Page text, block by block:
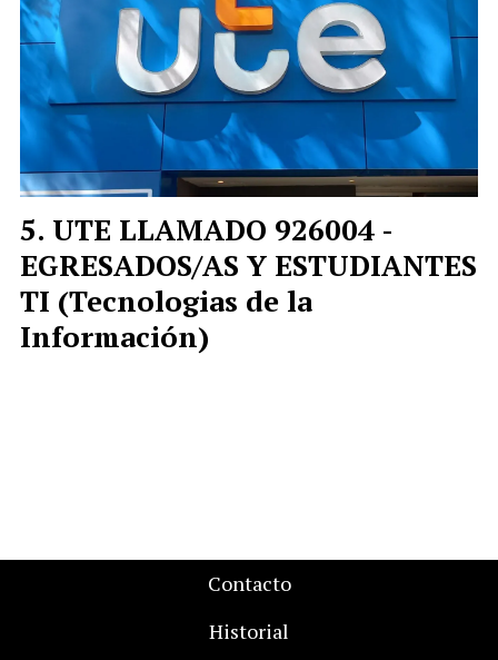
UTE LLAMADO 926004 -
EGRESADOS/AS Y ESTUDIANTES
TI (Tecnologias de la
Información)
Contacto
Historial